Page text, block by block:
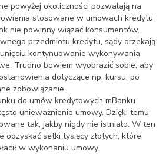
powyżej okoliczności pozwalają na
stosowane w umowach kredytu
nie powinny wiązać konsumentów.
przedmiotu kredytu, sądy orzekają
kontynuowanie wykonywania
Trudno bowiem wyobrazić sobie, aby
dotyczące np. kursu, po
zobowiązanie.
do umów kredytowych mBanku
unieważnienie umowy. Dzięki temu
tak, jakby nigdy nie istniało. W ten
odzyskać setki tysięcy złotych, które
w wykonaniu umowy.